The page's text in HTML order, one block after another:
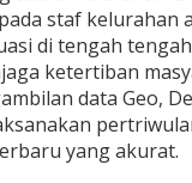
staf kelurahan
di tengah
ketertiban
data Geo,
yang akurat.